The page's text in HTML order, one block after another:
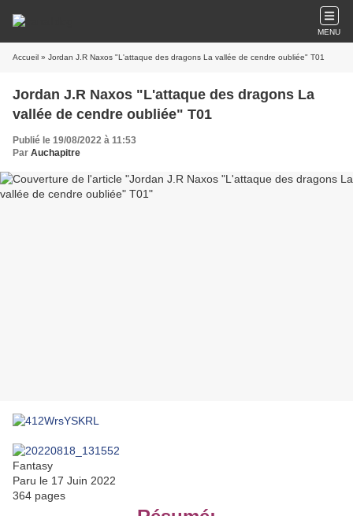
MENU
Accueil » Jordan J.R Naxos "L'attaque des dragons La vallée de cendre oubliée" T01
Jordan J.R Naxos "L'attaque des dragons La
vallée de cendre oubliée" T01
Publié le 19/08/2022 à 11:53
Par Auchapitre
Fantasy
Paru le 17 Juin 2022
364 pages